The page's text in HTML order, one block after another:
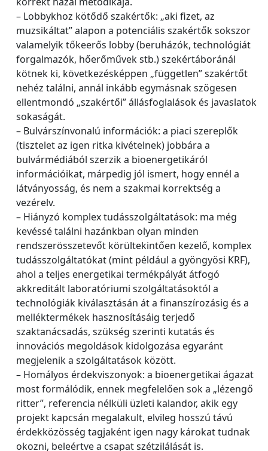
– Lobbykhoz kötődő szakértők: „aki fizet, az
muzsikáltat” alapon a potenciális szakértők sokszor
valamelyik tőkeerős lobby (beruházók, technológiát
forgalmazók, hőerőművek stb.) szekértáboránál
kötnek ki, következésképpen „független” szakértőt
nehéz találni, annál inkább egymásnak szögesen
ellentmondó „szakértői” állásfoglalások és javaslatok
sokaságát.
– Bulvárszínvonalú információk: a piaci szereplők
(tisztelet az igen ritka kivételnek) jobbára a
bulvármédiából szerzik a bioenergetikáról
információikat, márpedig jól ismert, hogy ennél a
látványosság, és nem a szakmai korrektség a
vezérelv.
– Hiányzó komplex tudásszolgáltatások: ma még
kevéssé találni hazánkban olyan minden
rendszerösszetevőt körültekintően kezelő, komplex
tudásszolgáltatókat (mint például a gyöngyösi KRF),
ahol a teljes energetikai termékpályát átfogó
akkreditált laboratóriumi szolgáltatásoktól a
technológiák kiválasztásán át a finanszírozásig és a
melléktermékek hasznosításáig terjedő
szaktanácsadás, szükség szerinti kutatás és
innovációs megoldások kidolgozása egyaránt
megjelenik a szolgáltatások között.
– Homályos érdekviszonyok: a bioenergetikai ágazat
most formálódik, ennek megfelelően sok a „lézengő
ritter”, referencia nélküli üzleti kalandor, akik egy
projekt kapcsán megalakult, elvileg hosszú távú
érdekközösség tagjaként igen nagy károkat tudnak
okozni, beleértve a csapat szétzilálását is.